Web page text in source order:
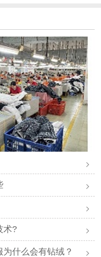
术?
什么会有钻绒？